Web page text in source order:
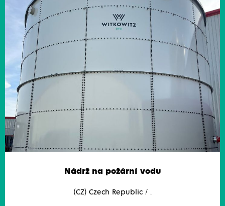
Nádrž na požární vodu
(CZ) Czech Republic / .